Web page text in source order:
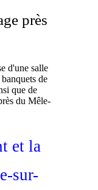
près
d'une salle
de
que de
du Mêle-
et la
sur-